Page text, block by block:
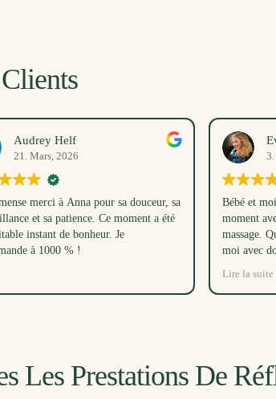
Audrey Helf
21. Mars, 2026
merci à Anna pour sa douceur, sa
et sa patience. Ce moment a été
instant de bonheur. Je
à 1000 % !
Bébé et
moment
massage.
moi avec
les trois
Lire la suite
Les Prestations De